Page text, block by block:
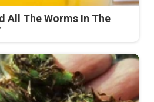
All The Worms In The